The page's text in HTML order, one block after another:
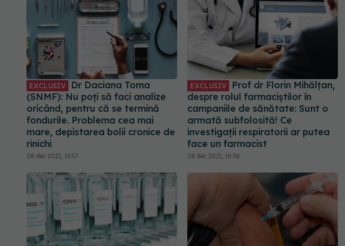
EXCLUSIV
Dr Daciana Toma
(SNMF): Nu poți să faci analize
oricând, pentru că se termină
fondurile. Problema cea mai
mare, depistarea bolii cronice de
rinichi
08 dec 2021, 19:57
EXCLUSIV
Prof dr Florin Mihălțan,
despre rolul farmaciștilor în
campaniile de sănătate: Sunt o
armată subfolosită! Ce
investigații respiratorii ar putea
face un farmacist
08 dec 2021, 16:36